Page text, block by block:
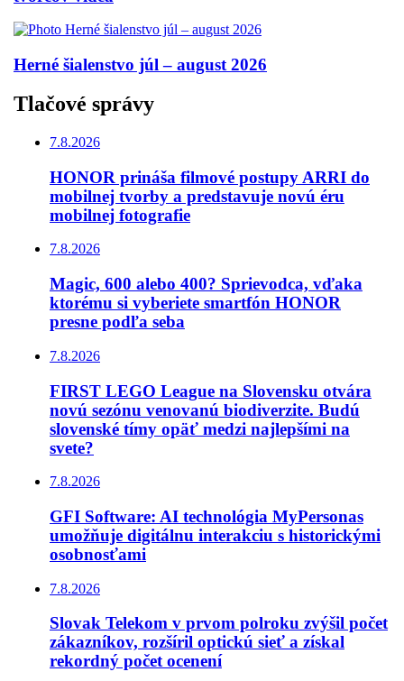
Herné šialenstvo júl – august 2026
Tlačové správy
7.8.2026
HONOR prináša filmové postupy ARRI do
mobilnej tvorby a predstavuje novú éru
mobilnej fotografie
7.8.2026
Magic, 600 alebo 400? Sprievodca, vďaka
ktorému si vyberiete smartfón HONOR
presne podľa seba
7.8.2026
FIRST LEGO League na Slovensku otvára
novú sezónu venovanú biodiverzite. Budú
slovenské tímy opäť medzi najlepšími na
svete?
7.8.2026
GFI Software: AI technológia MyPersonas
umožňuje digitálnu interakciu s historickými
osobnosťami
7.8.2026
Slovak Telekom v prvom polroku zvýšil počet
zákazníkov, rozšíril optickú sieť a získal
rekordný počet ocenení